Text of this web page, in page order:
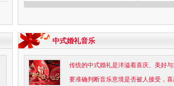
中式婚礼音乐
传统的中式婚礼是洋溢着喜庆、美好
要准确判断音乐意境是否被人接受，喜